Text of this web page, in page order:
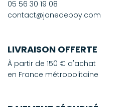
05 56 30 19 08
contact@janedeboy.com
LIVRAISON OFFERTE
À partir de 150 € d'achat
en France métropolitaine